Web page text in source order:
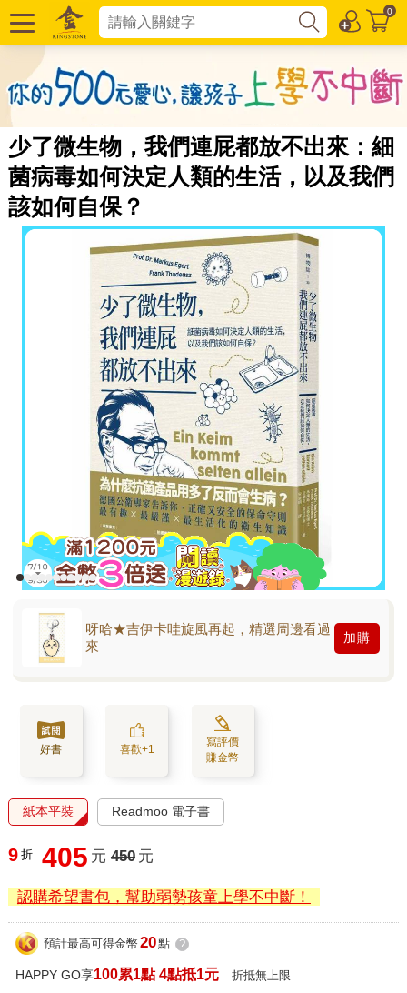
0
少了微生物，我們連屁都放不出來：細
菌病毒如何決定人類的生活，以及我們
該如何自保？
呀哈★吉伊卡哇旋風再起，精選周邊看過
來
加購
好書 喜歡+1
寫評價
賺金幣
紙本平裝 Readmoo 電子書
9 折 405 元 450 元
認購希望書包，幫助弱勢孩童上學不中斷！
預計最高可得金幣 20點 ?
HAPPY GO享100累1點 4點抵1元 折抵無上限